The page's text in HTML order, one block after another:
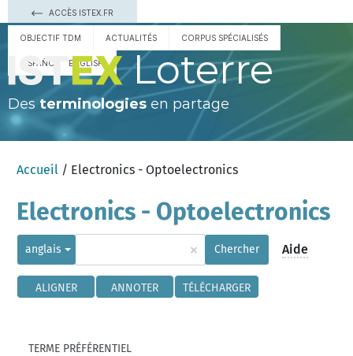
ACCÈS ISTEX.FR
OBJECTIF TDM ACTUALITÉS CORPUS SPÉCIALISÉS
ESPAÑOL ENGLISH Loterre
Des terminologies en partage
Accueil / Electronics - Optoelectronics
Electronics - Optoelectronics
anglais × Chercher Aide
ALIGNER ANNOTER TÉLÉCHARGER
TERME PRÉFÉRENTIEL